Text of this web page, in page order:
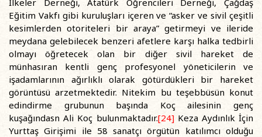
İlkeler Derneği, Atatürk Öğrencileri Derneği, Çağdaş
Eğitim Vakfı gibi kuruluşları içeren ve “asker ve sivil çeşitli
kesimlerden otoriteleri bir araya” getirmeyi ve ileride
meydana gelebilecek benzeri afetlere karşı halka tedbirli
olmayı öğretecek olan bir diğer sivil hareket de
münhasıran kentli genç profesyonel yöneticilerin ve
işadamlarının ağırlıklı olarak götürdükleri bir hareket
görüntüsü arzetmektedir. Nitekim bu teşebbüsün konut
edindirme grubunun başında Koç ailesinin genç
kuşağındasn Ali Koç bulunmaktadır.[24]Keza Aydınlık İçin
Yurttaş Girişimi ile 58 sanatçı örgütün katılımcı olduğu